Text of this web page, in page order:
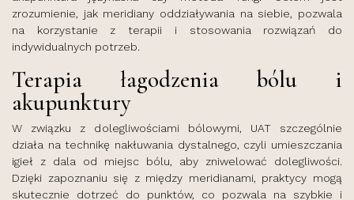
zrozumienie, jak meridiany oddziaływania na siebie, pozwala
na korzystanie z terapii i stosowania rozwiązań do
indywidualnych potrzeb.
Terapia łagodzenia bólu i
akupunktury
W związku z dolegliwościami bólowymi, UAT szczególnie
działa na technikę nakłuwania dystalnego, czyli umieszczania
igieł z dala od miejsc bólu, aby zniwelować dolegliwości.
Dzięki zapoznaniu się z między meridianami, praktycy mogą
skutecznie dotrzeć do punktów, co pozwala na szybkie i